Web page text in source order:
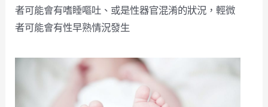
者可能會有嗜睡嘔吐、或是性器官混淆的狀況，輕微
者可能會有性早熟情況發生